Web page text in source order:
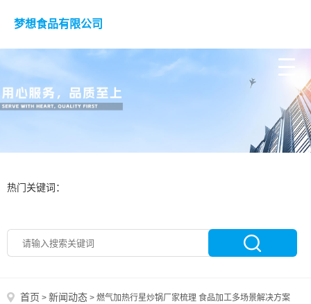
梦想食品有限公司
热门关键词：
首页 > 新闻动态 > 燃气加热行星炒锅厂家梳理 食品加工多场景解决方案